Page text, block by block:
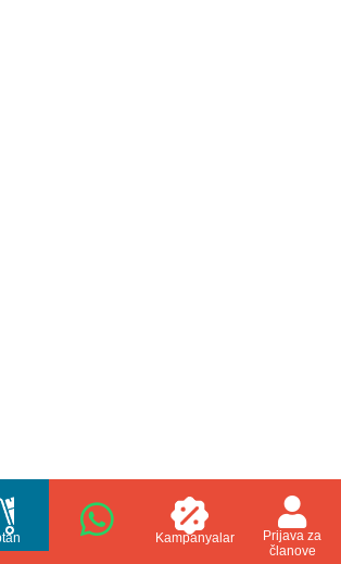
Kampanyalar
Prijava za
članove